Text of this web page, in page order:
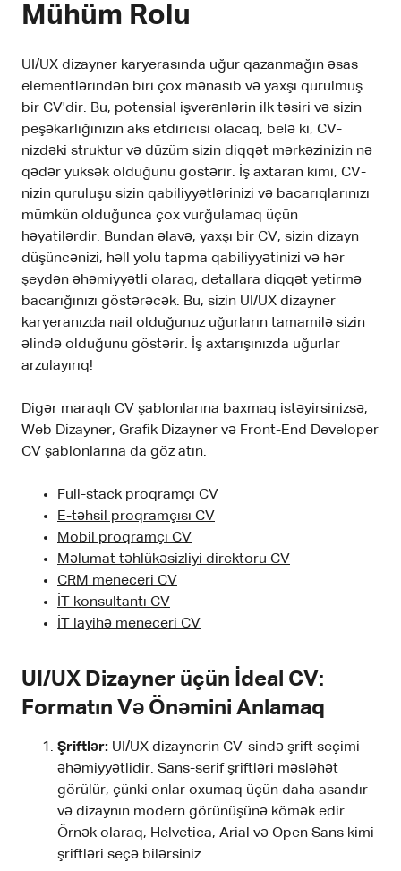
Mühüm Rolu
UI/UX dizayner karyerasında uğur qazanmağın əsas
elementlərindən biri çox mənasib və yaxşı qurulmuş
bir CV'dir. Bu, potensial işverənlərin ilk təsiri və sizin
peşəkarlığınızın aks etdiricisi olacaq, belə ki, CV-
nizdəki struktur və düzüm sizin diqqət mərkəzinizin nə
qədər yüksək olduğunu göstərir. İş axtaran kimi, CV-
nizin quruluşu sizin qabiliyyətlərinizi və bacarıqlarınızı
mümkün olduğunca çox vurğulamaq üçün
həyatilərdir. Bundan əlavə, yaxşı bir CV, sizin dizayn
düşüncənizi, həll yolu tapma qabiliyyətinizi və hər
şeydən əhəmiyyətli olaraq, detallara diqqət yetirmə
bacarığınızı göstərəcək. Bu, sizin UI/UX dizayner
karyeranızda nail olduğunuz uğurların tamamilə sizin
əlində olduğunu göstərir. İş axtarışınızda uğurlar
arzulayırıq!
Digər maraqlı CV şablonlarına baxmaq istəyirsinizsə,
Web Dizayner, Grafik Dizayner və Front-End Developer
CV şablonlarına da göz atın.
Full-stack proqramçı CV
E-təhsil proqramçısı CV
Mobil proqramçı CV
Məlumat təhlükəsizliyi direktoru CV
CRM meneceri CV
İT konsultantı CV
İT layihə meneceri CV
UI/UX Dizayner üçün İdeal CV:
Formatın Və Önəmini Anlamaq
Şriftlər: UI/UX dizaynerin CV-sində şrift seçimi
əhəmiyyətlidir. Sans-serif şriftləri məsləhət
görülür, çünki onlar oxumaq üçün daha asandır
və dizaynın modern görünüşünə kömək edir.
Örnək olaraq, Helvetica, Arial və Open Sans kimi
şriftləri seçə bilərsiniz.